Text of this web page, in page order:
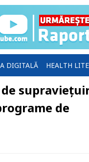
DIGITALĂ HEALTH
de